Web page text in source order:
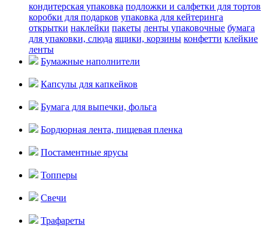
кондитерская упаковка подложки и салфетки для тортов
коробки для подарков упаковка для кейтеринга
открытки наклейки пакеты ленты упаковочные бумага
для упаковки, слюда ящики, корзины конфетти клейкие
ленты
Бумажные наполнители
Капсулы для капкейков
Бумага для выпечки, фольга
Бордюрная лента, пищевая пленка
Постаментные ярусы
Топперы
Свечи
Трафареты